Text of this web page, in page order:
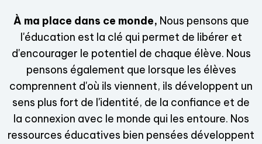
À ma place dans ce monde, Nous pensons que
l'éducation est la clé qui permet de libérer et
d'encourager le potentiel de chaque élève. Nous
pensons également que lorsque les élèves
comprennent d'où ils viennent, ils développent un
sens plus fort de l'identité, de la confiance et de
la connexion avec le monde qui les entoure. Nos
ressources éducatives bien pensées développent